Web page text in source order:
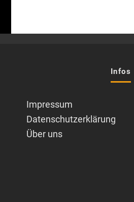
Infos
Impressum
Datenschutzerklärung
Über uns